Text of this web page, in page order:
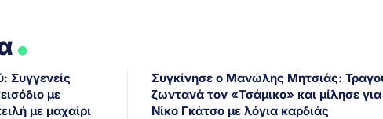
.
Συγγενείς
με
με μαχαίρι
Συγκίνησε ο Μανώλης Μητσιάς:
ζωντανά τον «Τσάμικο» και μίλησε
Νίκο Γκάτσο με λόγια καρδιάς